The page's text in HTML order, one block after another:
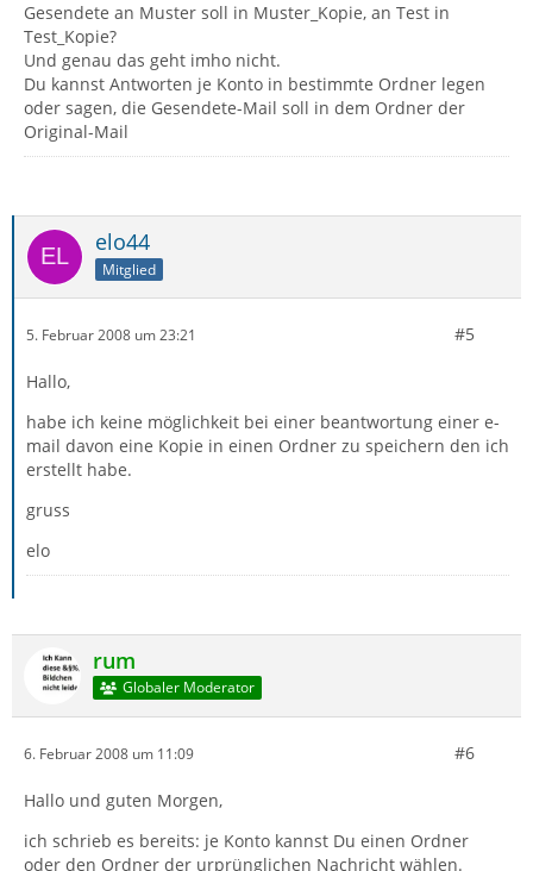
Gesendete an Muster soll in Muster_Kopie, an Test in
Test_Kopie?
Und genau das geht imho nicht.
Du kannst Antworten je Konto in bestimmte Ordner legen
oder sagen, die Gesendete-Mail soll in dem Ordner der
Original-Mail
elo44
Mitglied
5. Februar 2008 um 23:21 #5
Hallo,
habe ich keine möglichkeit bei einer beantwortung einer e-
mail davon eine Kopie in einen Ordner zu speichern den ich
erstellt habe.
gruss
elo
rum
Globaler Moderator
6. Februar 2008 um 11:09 #6
Hallo und guten Morgen,
ich schrieb es bereits: je Konto kannst Du einen Ordner
oder den Ordner der urprünglichen Nachricht wählen.